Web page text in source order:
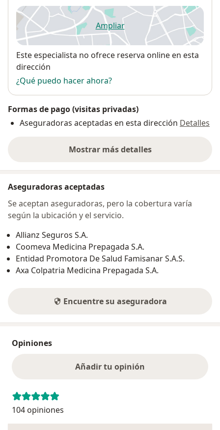
Ampliarse abre en una nueva
Disponibilidad
Este especialista no ofrece reserva online en esta
dirección
¿Qué puedo hacer ahora?
Formas de pago (visitas privadas)
Aseguradoras aceptadas en esta dirección Detalles
Mostrar más detalles
sobre la dirección
Aseguradoras aceptadas
Se aceptan aseguradoras, pero la cobertura varía
según la ubicación y el servicio.
Allianz Seguros S.A.
Coomeva Medicina Prepagada S.A.
Entidad Promotora De Salud Famisanar S.A.S.
Axa Colpatria Medicina Prepagada S.A.
Encuentre su aseguradora
Opiniones
Añadir tu opinión
104 opiniones